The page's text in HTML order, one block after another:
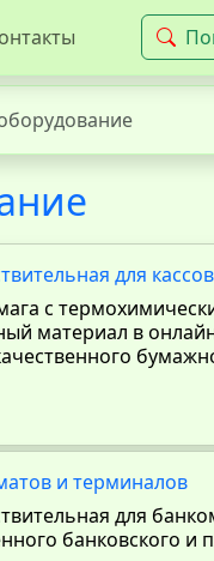
для
с
материал в
и терминалов
для
банковского и